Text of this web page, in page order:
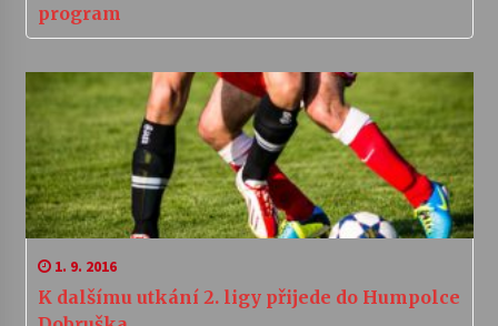
program
1. 9. 2016
K dalšímu utkání 2. ligy přijede do Humpolce